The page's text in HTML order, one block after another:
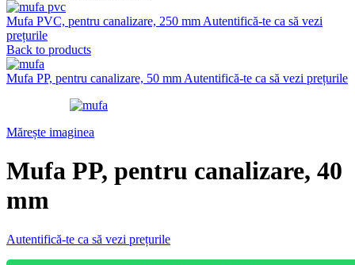
Mufa PVC, pentru canalizare, 250 mm Autentifică-te ca să vezi
prețurile
Back to products
Mufa PP, pentru canalizare, 50 mm Autentifică-te ca să vezi prețurile
Mărește imaginea
Mufa PP, pentru canalizare, 40
mm
Autentifică-te ca să vezi prețurile